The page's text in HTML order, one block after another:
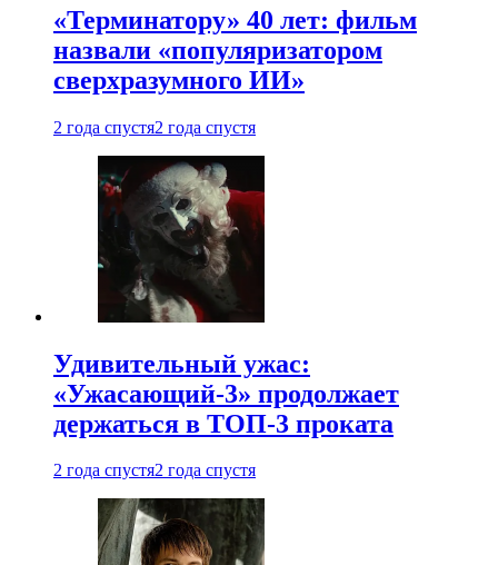
«Терминатору» 40 лет: фильм
назвали «популяризатором
сверхразумного ИИ»
2 года спустя2 года спустя
Удивительный ужас:
«Ужасающий-3» продолжает
держаться в ТОП-3 проката
2 года спустя2 года спустя